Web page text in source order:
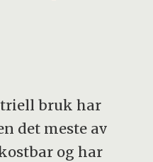
bruk har
det meste av
og har